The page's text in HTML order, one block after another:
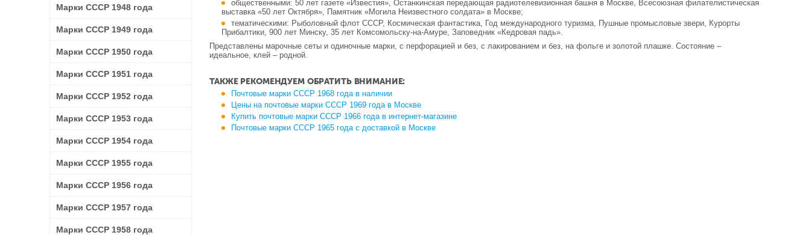
общественными: 50 лет газете «Известия», Останкинская передающая радиотелевизионная башня в Москве, Всесоюзная филателистическая
выставка «50 лет Октября», Памятник «Могила Неизвестного солдата» в Москве;
тематическими: Рыболовный флот СССР, Космическая фантастика, Год международного туризма, Пушные промысловые звери, Курорты
Прибалтики, 900 лет Минску, 35 лет Комсомольску-на-Амуре, Заповедник «Кедровая падь».
Представлены марочные сеты и одиночные марки, с перфорацией и без, с лакированием и без, на фольге и золотой плашке. Состояние –
идеальное, клей – родной.
ТАКЖЕ РЕКОМЕНДУЕМ ОБРАТИТЬ ВНИМАНИЕ:
Почтовые марки СССР 1968 года в наличии
Цены на почтовые марки СССР 1969 года в Москве
Купить почтовые марки СССР 1966 года в интернет-магазине
Почтовые марки СССР 1965 года с доставкой в Москве
Марки СССР 1948 года
Марки СССР 1949 года
Марки СССР 1950 года
Марки СССР 1951 года
Марки СССР 1952 года
Марки СССР 1953 года
Марки СССР 1954 года
Марки СССР 1955 года
Марки СССР 1956 года
Марки СССР 1957 года
Марки СССР 1958 года